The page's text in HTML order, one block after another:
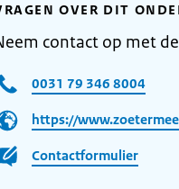
OVER DIT
contact op met
0031 79 346 8004
https://
Contactformulier